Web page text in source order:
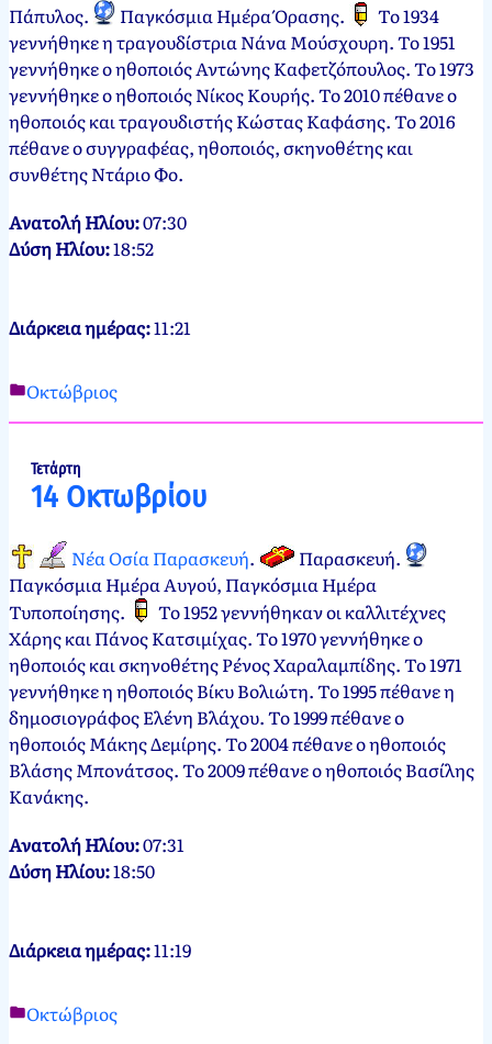
Πάπυλος. Παγκόσμια Ημέρα Όρασης.
Το 1934
γεννήθηκε η τραγουδίστρια Νάνα Μούσχουρη. Το 1951
γεννήθηκε ο ηθοποιός Αντώνης Καφετζόπουλος. Το 1973
γεννήθηκε ο ηθοποιός Νίκος Κουρής. Το 2010 πέθανε ο
ηθοποιός και τραγουδιστής Κώστας Καφάσης. Το 2016
πέθανε ο συγγραφέας, ηθοποιός, σκηνοθέτης και
συνθέτης Ντάριο Φο.
Ανατολή Ηλίου:07:30
Δύση Ηλίου:18:52
Διάρκεια ημέρας:11:21
Νεκτάριος
13
201213
Οκτωβρίου,
Οκτώβριος
Τετάρτη
14 Οκτωβρίου
Νέα Οσία Παρασκευή. Παρασκευή.
Παγκόσμια Ημέρα Αυγού, Παγκόσμια Ημέρα
Τυποποίησης.
Το 1952 γεννήθηκαν οι καλλιτέχνες
Χάρης και Πάνος Κατσιμίχας. Το 1970 γεννήθηκε ο
ηθοποιός και σκηνοθέτης Ρένος Χαραλαμπίδης. Το 1971
γεννήθηκε η ηθοποιός Βίκυ Βολιώτη. Το 1995 πέθανε η
δημοσιογράφος Ελένη Βλάχου. Το 1999 πέθανε ο
ηθοποιός Μάκης Δεμίρης. Το 2004 πέθανε ο ηθοποιός
Βλάσης Μπονάτσος. Το 2009 πέθανε ο ηθοποιός Βασίλης
Κανάκης.
Ανατολή Ηλίου:07:31
Δύση Ηλίου:18:50
Διάρκεια ημέρας:11:19
Οκτώβριος